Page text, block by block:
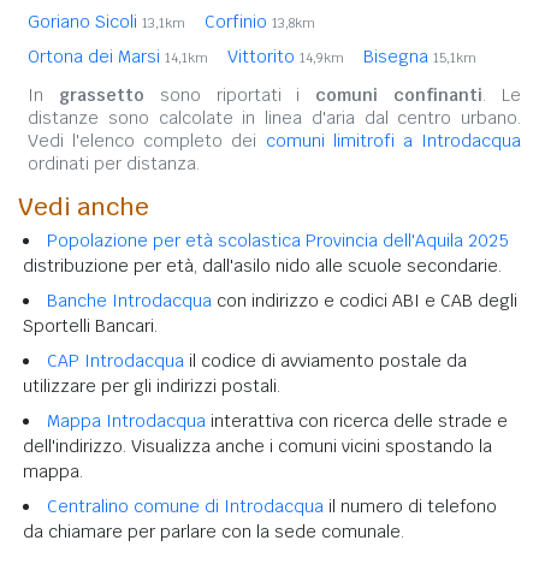
Goriano Sicoli 13,1km Corfinio 13,8km
Ortona dei Marsi 14,1km Vittorito 14,9km Bisegna 15,1km
In grassetto sono riportati i comuni confinanti. Le
distanze sono calcolate in linea d'aria dal centro urbano.
Vedi l'elenco completo dei comuni limitrofi a Introdacqua
ordinati per distanza.
Vedi anche
Popolazione per età scolastica Provincia dell'Aquila 2025
distribuzione per età, dall'asilo nido alle scuole secondarie.
Banche Introdacqua con indirizzo e codici ABI e CAB degli
Sportelli Bancari.
CAP Introdacqua il codice di avviamento postale da
utilizzare per gli indirizzi postali.
Mappa Introdacqua interattiva con ricerca delle strade e
dell'indirizzo. Visualizza anche i comuni vicini spostando la
mappa.
Centralino comune di Introdacqua il numero di telefono
da chiamare per parlare con la sede comunale.